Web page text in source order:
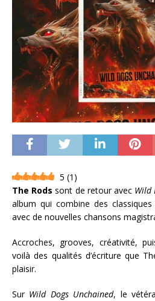
5 (1 )
The Rods sont de retour avec Wild
album qui combine des
avec de nouvelles chansons
Accroches, grooves, créativité,
voilà des qualités d’écriture que
plaisir.
Sur Wild Dogs Unchained, le